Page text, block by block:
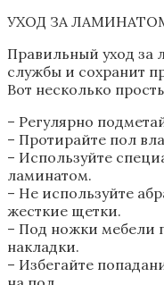
УХОД ЗА
Правильный уход за
службы и сохранит
Вот несколько
– Регулярно
– Протирайте пол
– Используйте
ламинатом.
– Не используйте
жесткие щетки.
– Под ножки мебели
накладки.
– Избегайте